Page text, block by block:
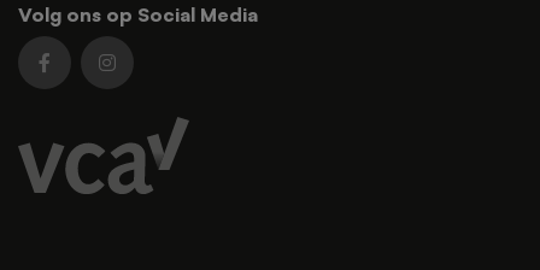
Volg ons op Social Media